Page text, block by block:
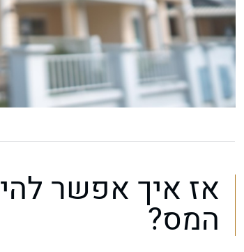
אז איך אפשר
המס?